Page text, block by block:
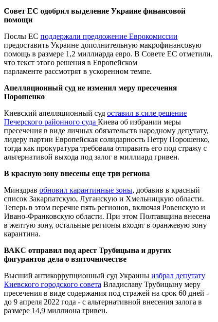
Совет ЕС одобрил выделение Украине финансовой
помощи
Послы ЕС поддержали предложение Еврокомиссии
предоставить Украине дополнительную макрофинансовую
помощь в размере 1,2 миллиарда евро. В Совете ЕС отметили,
что текст этого решения в Европейском
парламенте рассмотрят в ускоренном темпе.
Апелляционный суд не изменил меру пресечения
Порошенко
Киевский апелляционный суд оставил в силе решение
Печерского районного суда Киева об избрании меры
пресечения в виде личных обязательств народному депутату,
лидеру партии Европейская солидарность Петру Порошенко,
тогда как прокуратура требовала отправить его под стражу с
альтернативой выхода под залог в миллиард гривен.
В красную зону внесены еще три региона
Минздрав обновил карантинные зоны, добавив в красный
список Закарпатскую, Луганскую и Хмельницкую области.
Теперь в этом перечне пять регионов, включая Ровенскую и
Ивано-Франковскую области. При этом Полтавщина внесена
в желтую зону, остальные регионы входят в оранжевую зону
карантина.
ВАКС отправил под арест Трубицына и других
фигурантов дела о взяточничестве
Высший антикоррупционный суд Украины избрал депутату
Киевского городского совета Владиславу Трубицыну меру
пресечения в виде содержания под стражей на срок 60 дней -
до 9 апреля 2022 года - с альтернативной внесения залога в
размере 14,9 миллиона гривен.